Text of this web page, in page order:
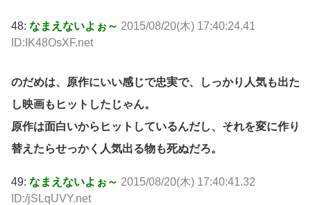
48: なまえないよぉ～ 2015/08/20(木) 17:40:24.41
ID:IK48OsXF.net
のだめは、原作にいい感じで忠実で、しっかり人気も出た
し映画もヒットしたじゃん。
原作は面白いからヒットしているんだし、それを変に作り
替えたらせっかく人気出る物も死ぬだろ。
49: なまえないよぉ～ 2015/08/20(木) 17:40:41.32
ID:/jSLqUVY.net